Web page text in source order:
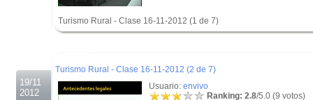
Turismo Rural - Clase 16-11-2012 (1 de 7)
19/11
2012
Turismo Rural - Clase 16-11-2012 (2 de 7)
Usuario: envivo
Ranking: 2.8/5.0 (9 votos)